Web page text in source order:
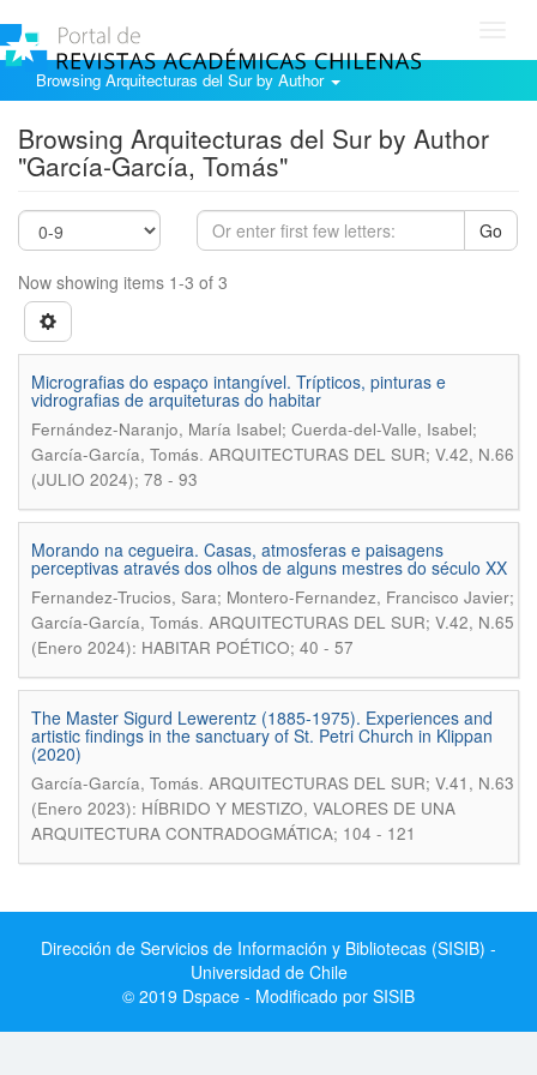
Browsing Arquitecturas del Sur by Author
Browsing Arquitecturas del Sur by Author
"García-García, Tomás"
Go
Now showing items 1-3 of 3
Micrografias do espaço intangível. Trípticos, pinturas e
vidrografias de arquiteturas do habitar
Fernández-Naranjo, María Isabel; Cuerda-del-Valle, Isabel;
García-García, Tomás. ARQUITECTURAS DEL SUR; V.42, N.66
(JULIO 2024); 78 - 93
Morando na cegueira. Casas, atmosferas e paisagens
perceptivas através dos olhos de alguns mestres do século XX
Fernandez-Trucios, Sara; Montero-Fernandez, Francisco Javier;
García-García, Tomás. ARQUITECTURAS DEL SUR; V.42, N.65
(Enero 2024): HABITAR POÉTICO; 40 - 57
The Master Sigurd Lewerentz (1885-1975). Experiences and
artistic findings in the sanctuary of St. Petri Church in Klippan
(2020)
García-García, Tomás. ARQUITECTURAS DEL SUR; V.41, N.63
(Enero 2023): HÍBRIDO Y MESTIZO, VALORES DE UNA
ARQUITECTURA CONTRADOGMÁTICA; 104 - 121
Dirección de Servicios de Información y Bibliotecas (SISIB) -
Universidad de Chile
© 2019 Dspace - Modificado por SISIB